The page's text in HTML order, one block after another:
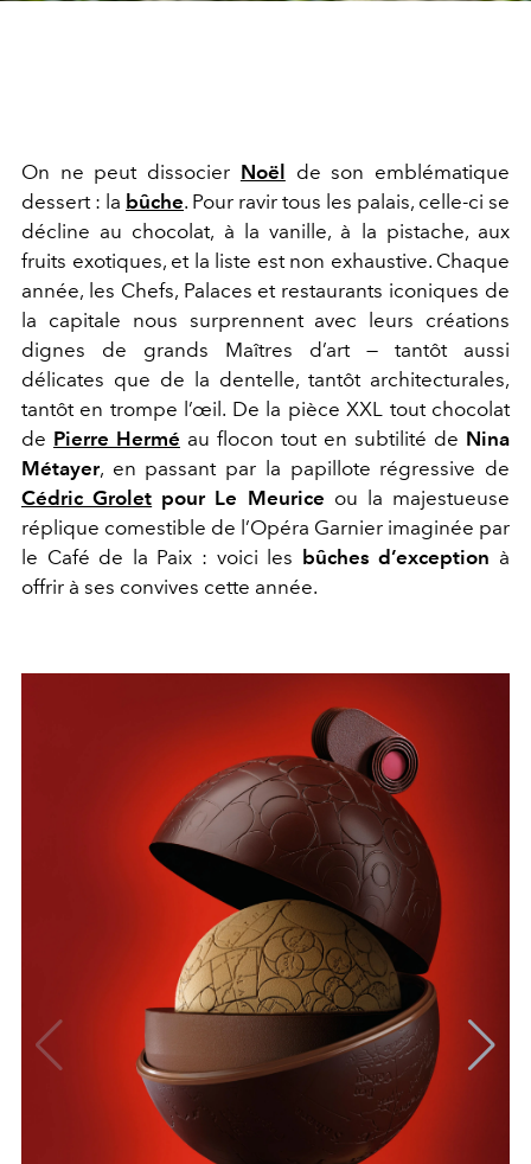
On ne peut dissocier Noël
de son emblématique
dessert : la bûche. Pour ravir tous les palais, celle-ci se
décline au chocolat, à la vanille, à la pistache, aux
fruits exotiques, et la liste est non exhaustive. Chaque
année, les Chefs, Palaces et restaurants iconiques de
la capitale nous surprennent avec leurs créations
dignes de grands Maîtres d’art — tantôt aussi
délicates que de la dentelle, tantôt architecturales,
tantôt en trompe l’œil. De la pièce XXL tout chocolat
de Pierre Hermé au flocon tout en subtilité de Nina
Métayer, en passant par la papillote régressive de
Cédric Grolet pour Le Meurice ou la majestueuse
réplique comestible de l’Opéra Garnier imaginée par
le Café de la Paix : voici les bûches d’exception à
offrir à ses convives cette année.